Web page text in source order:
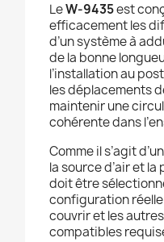
LeW-9435est
efficacement les
d’un système à
de la bonne
l’installation au
les déplacements
maintenir une
cohérente dans
Comme il s’agit
la source d’air et
doit être
configuration
couvrir et les
compatibles